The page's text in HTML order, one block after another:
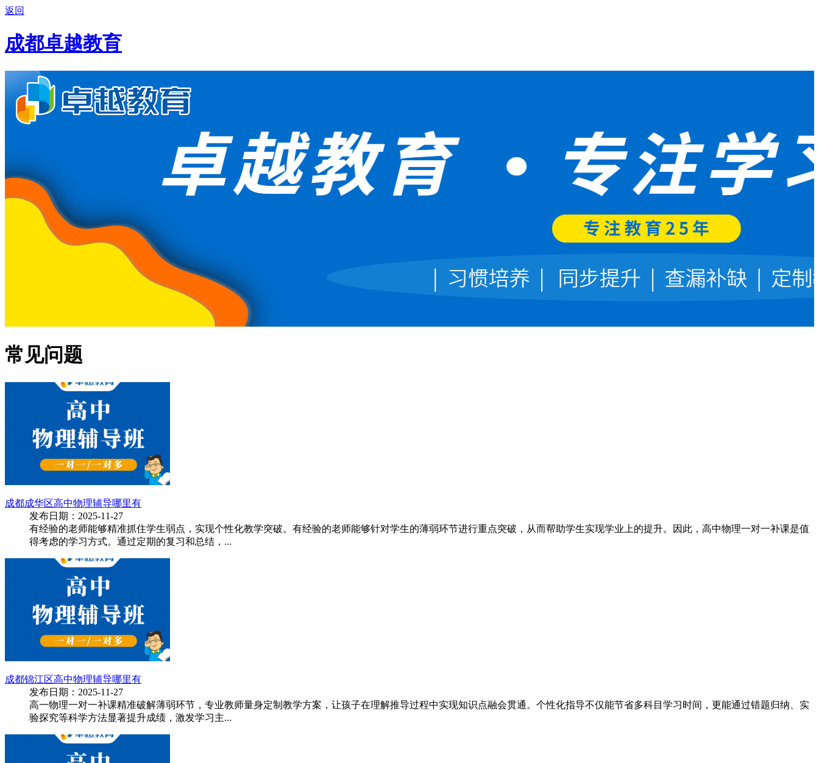
返回
成都卓越教育
常见问题
成都成华区高中物理辅导哪里有
发布日期：2025-11-27
有经验的老师能够精准抓住学生弱点，实现个性化教学突破。有经验的老师能够针对学生的薄弱环节进行重点突破，从而帮助学生实现学业上的提升。因此，高中物理一对一补课是值
得考虑的学习方式。通过定期的复习和总结，...
成都锦江区高中物理辅导哪里有
发布日期：2025-11-27
高一物理一对一补课精准破解薄弱环节，专业教师量身定制教学方案，让孩子在理解推导过程中实现知识点融会贯通。个性化指导不仅能节省多科目学习时间，更能通过错题归纳、实
验探究等科学方法显著提升成绩，激发学习主...